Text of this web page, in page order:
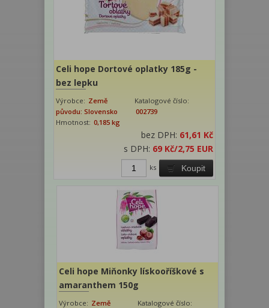
Celi hope Dortové oplatky 185g -
bez lepku
Výrobce: Země
původu: Slovensko
Katalogové číslo:
002739
Hmotnost: 0,185 kg
bez DPH: 61,61 Kč
s DPH: 69 Kč/2,75 EUR
Koupit
ks
Celi hope Miňonky lískooříškové s
amaranthem 150g
Výrobce: Země
Katalogové číslo: